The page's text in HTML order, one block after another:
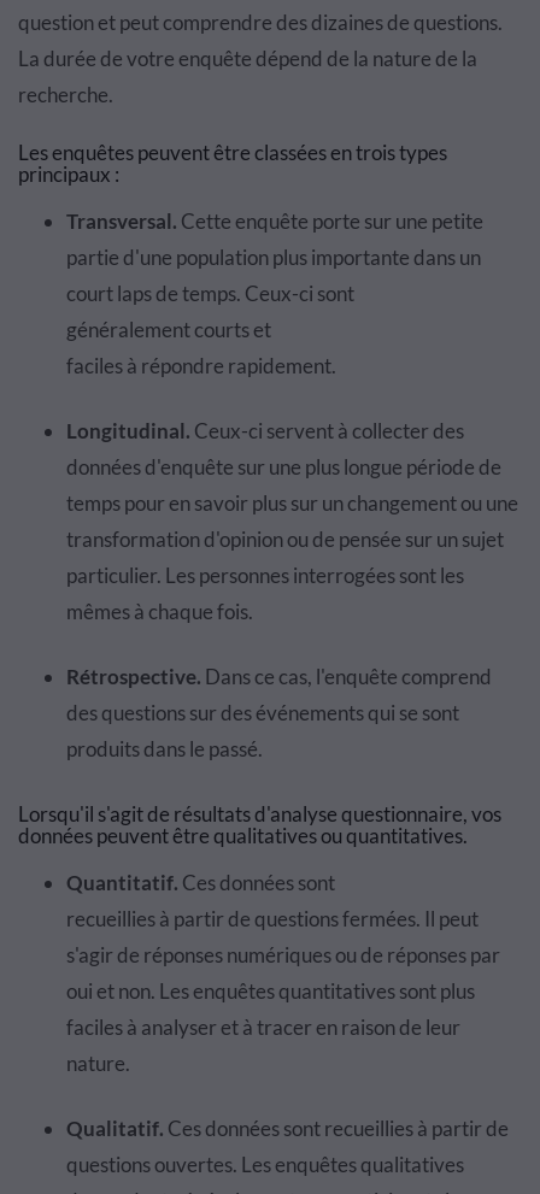
question et peut comprendre des dizaines de questions.
La durée de votre enquête dépend de la nature de la
recherche.
Les enquêtes peuventêtre classées en trois types
principaux :
Transversal. Cette enquête porte sur une petite
partie d'une population plus importante dans un
court laps de temps. Ceux-ci sont
généralementcourts et
facilesà répondre rapidement.
Longitudinal. Ceux-ci serventà collecter des
données d'enquête sur une plus longue période de
temps pour en savoir plus sur un changement ou une
transformation d'opinion ou de pensée sur un sujet
particulier. Les personnes interrogées sont les
mêmes à chaque fois.
Rétrospective. Dans ce cas, l'enquête comprend
des questions sur desévénementsqui se sont
produits dans le passé.
Lorsqu'il s'agit de résultats d'analyse questionnaire, vos
données peuventêtrequalitativesouquantitatives.
Quantitatif. Ces données sont
recueilliesà partir de questions fermées. Il peut
s'agir de réponsesnumériquesou de réponses par
oui et non. Lesenquêtesquantitatives sont plus
facilesà analyser etàtracer en raison de leur
nature.
Qualitatif. Ces données sont recueilliesà partir de
questions ouvertes. Lesenquêtesqualitatives